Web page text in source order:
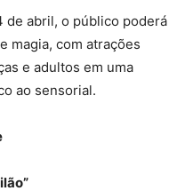
de abril, o público poderá
magia, com atrações
e adultos em uma
ao sensorial.